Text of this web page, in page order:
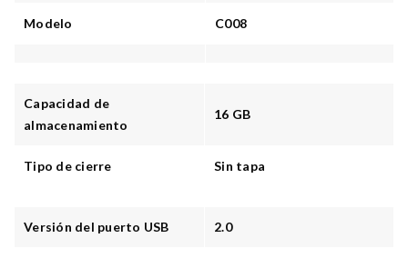
Modelo C008
Capacidad de
almacenamiento
16 GB
Tipo de cierre Sin tapa
Versión del puerto USB 2.0